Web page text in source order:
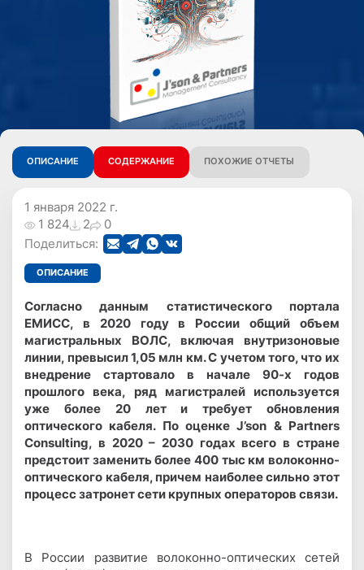
ОПИСАНИЕ СОДЕРЖАНИЕ ПОХОЖИЕ ОТЧЕТЫ
1 января 2022 г.
1 824
2
0
Поделиться:
ОПИСАНИЕ
Согласно данным статистического портала
ЕМИСС, в 2020 году в России общий объем
магистральных ВОЛС, включая внутризоновые
линии, превысил 1,05 млн км. С учетом того, что их
внедрение стартовало в начале 90-х годов
прошлого века, ряд магистралей используется
уже более 20 лет и требует обновления
оптического кабеля. По оценке J’son & Partners
Consulting, в 2020 – 2030 годах всего в стране
предстоит заменить более 400 тыс км волоконно-
оптического кабеля, причем наиболее сильно этот
процесс затронет сети крупных операторов связи.
В России развитие волоконно-оптических сетей